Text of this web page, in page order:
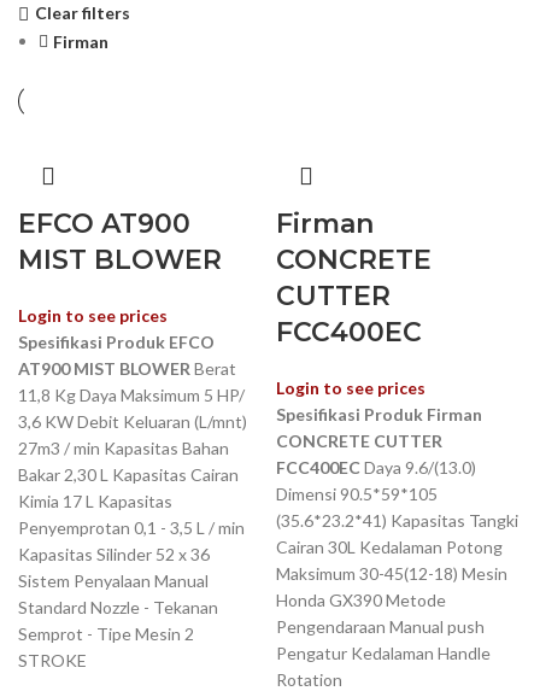
Clear filters
Firman
EFCO AT900
MIST BLOWER
Login to see prices
Spesifikasi Produk EFCO
AT900 MIST BLOWER Berat
11,8 Kg Daya Maksimum 5 HP/
3,6 KW Debit Keluaran (L/mnt)
27m3 / min Kapasitas Bahan
Bakar 2,30 L Kapasitas Cairan
Kimia 17 L Kapasitas
Penyemprotan 0,1 - 3,5 L / min
Kapasitas Silinder 52 x 36
Sistem Penyalaan Manual
Standard Nozzle - Tekanan
Semprot - Tipe Mesin 2
STROKE
Firman
CONCRETE
CUTTER
FCC400EC
Login to see prices
Spesifikasi Produk Firman
CONCRETE CUTTER
FCC400EC Daya 9.6/(13.0)
Dimensi 90.5*59*105
(35.6*23.2*41) Kapasitas Tangki
Cairan 30L Kedalaman Potong
Maksimum 30-45(12-18) Mesin
Honda GX390 Metode
Pengendaraan Manual push
Pengatur Kedalaman Handle
Rotation